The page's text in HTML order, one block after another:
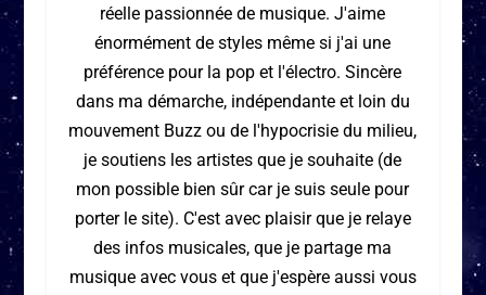
réelle passionnée de musique. J'aime
énormément de styles même si j'ai une
préférence pour la pop et l'électro. Sincère
dans ma démarche, indépendante et loin du
mouvement Buzz ou de l'hypocrisie du milieu,
je soutiens les artistes que je souhaite (de
mon possible bien sûr car je suis seule pour
porter le site). C'est avec plaisir que je relaye
des infos musicales, que je partage ma
musique avec vous et que j'espère aussi vous